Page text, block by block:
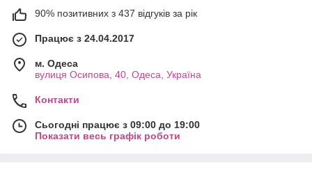
90% позитивних з 437 відгуків за рік
Працює з 24.04.2017
м. Одеса
вулиця Осипова, 40, Одеса, Україна
Контакти
Сьогодні працює з 09:00 до 19:00
Показати весь графік роботи